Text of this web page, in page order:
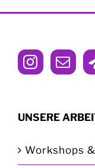
UNSERE
Workshops